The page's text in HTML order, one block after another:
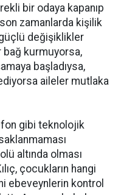
bir odaya kapanıp
son zamanlarda kişilik
değişiklikler
bağ kurmuyorsa,
başladıysa,
aileler mutlaka
gibi teknolojik
altında olması
çocukların hangi
ebeveynlerin kontrol